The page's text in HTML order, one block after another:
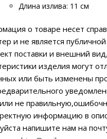
Длина излива: 11 см
о товаре несет
и не является
поставки и внешний
изделия могут
или быть изменены
не
информацию в
напишите нам на